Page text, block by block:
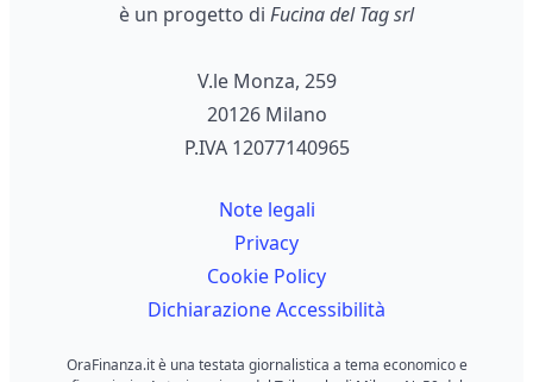
è un progetto di Fucina del Tag srl
V.le Monza, 259
20126 Milano
P.IVA 12077140965
Note legali
Privacy
Cookie Policy
Dichiarazione Accessibilità
OraFinanza.it è una testata giornalistica a tema economico e